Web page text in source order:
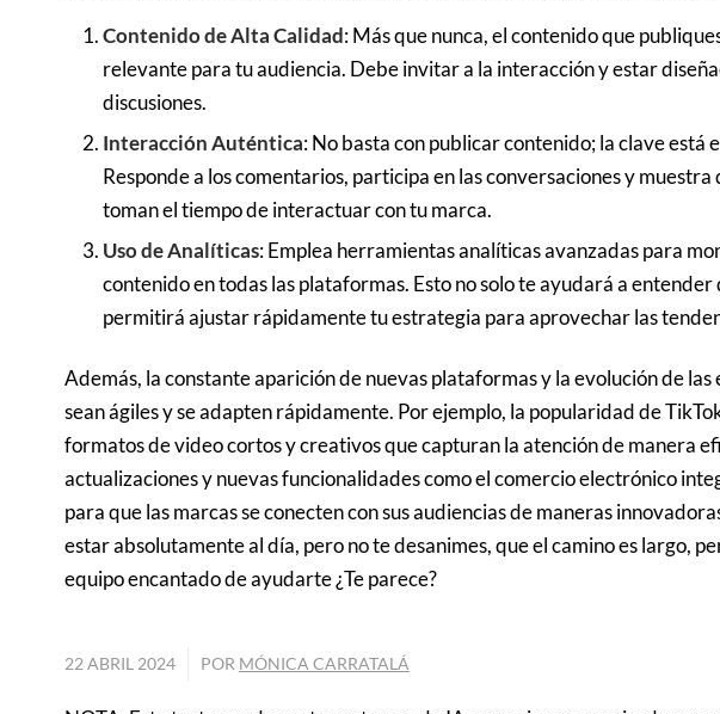
Contenido de Alta Calidad: Más que nunca, el contenido que
relevante para tu audiencia. Debe invitar a la interacción y estar
discusiones.
Interacción Auténtica: No basta con publicar contenido; la clave está
Responde a los comentarios, participa en las conversaciones y muestra
toman el tiempo de interactuar con tu marca.
Uso de Analíticas: Emplea herramientas analíticas avanzadas para
contenido en todas las plataformas. Esto no solo te ayudará a
permitirá ajustar rápidamente tu estrategia para aprovechar las
Además, la constante aparición de nuevas plataformas y la evolución de las
sean ágiles y se adapten rápidamente. Por ejemplo, la popularidad de
formatos de video cortos y creativos que capturan la atención de manera
actualizaciones y nuevas funcionalidades como el comercio electrónico
para que las marcas se conecten con sus audiencias de maneras
estar absolutamente al día, pero no te desanimes, que el camino es largo,
equipo encantado de ayudarte ¿Te parece?
22 ABRIL 2024 POR MÓNICA CARRATALÁ